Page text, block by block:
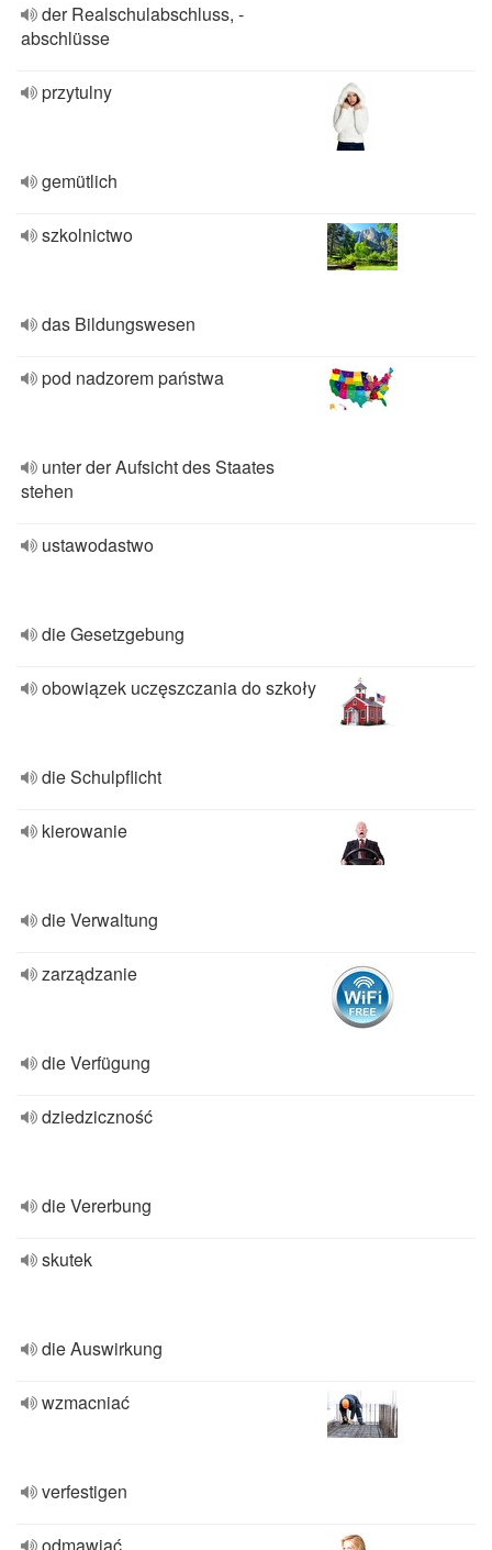
der Realschulabschluss, -
abschlüsse
przytulny
gemütlich
szkolnictwo
das Bildungswesen
pod nadzorem państwa
unter der Aufsicht des Staates
stehen
ustawodastwo
die Gesetzgebung
obowiązek uczęszczania do szkoły
die Schulpflicht
kierowanie
die Verwaltung
zarządzanie
die Verfügung
dziedziczność
die Vererbung
skutek
die Auswirkung
wzmacniać
verfestigen